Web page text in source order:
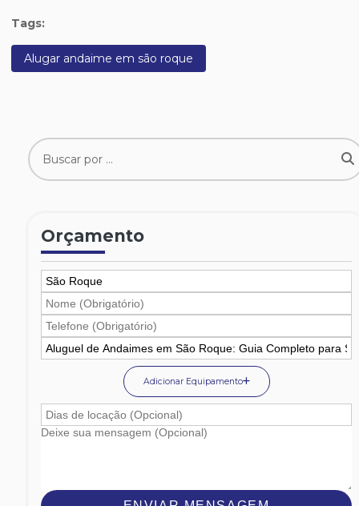
Tags:
Alugar andaime em são roque
Orçamento
Adicionar Equipamento